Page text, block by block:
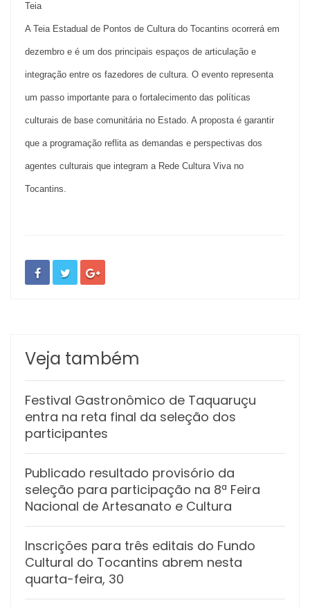
Teia
A Teia Estadual de Pontos de Cultura do Tocantins ocorrerá em
dezembro e é um dos principais espaços de articulação e
integração entre os fazedores de cultura. O evento representa
um passo importante para o fortalecimento das políticas
culturais de base comunitária no Estado. A proposta é garantir
que a programação reflita as demandas e perspectivas dos
agentes culturais que integram a Rede Cultura Viva no
Tocantins.
Veja também
Festival Gastronômico de Taquaruçu
entra na reta final da seleção dos
participantes
Publicado resultado provisório da
seleção para participação na 8ª Feira
Nacional de Artesanato e Cultura
Inscrições para três editais do Fundo
Cultural do Tocantins abrem nesta
quarta-feira, 30